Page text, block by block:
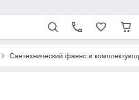
Сантехнический фаянс и